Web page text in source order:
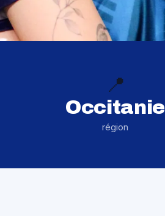
📍
Occitanie
région